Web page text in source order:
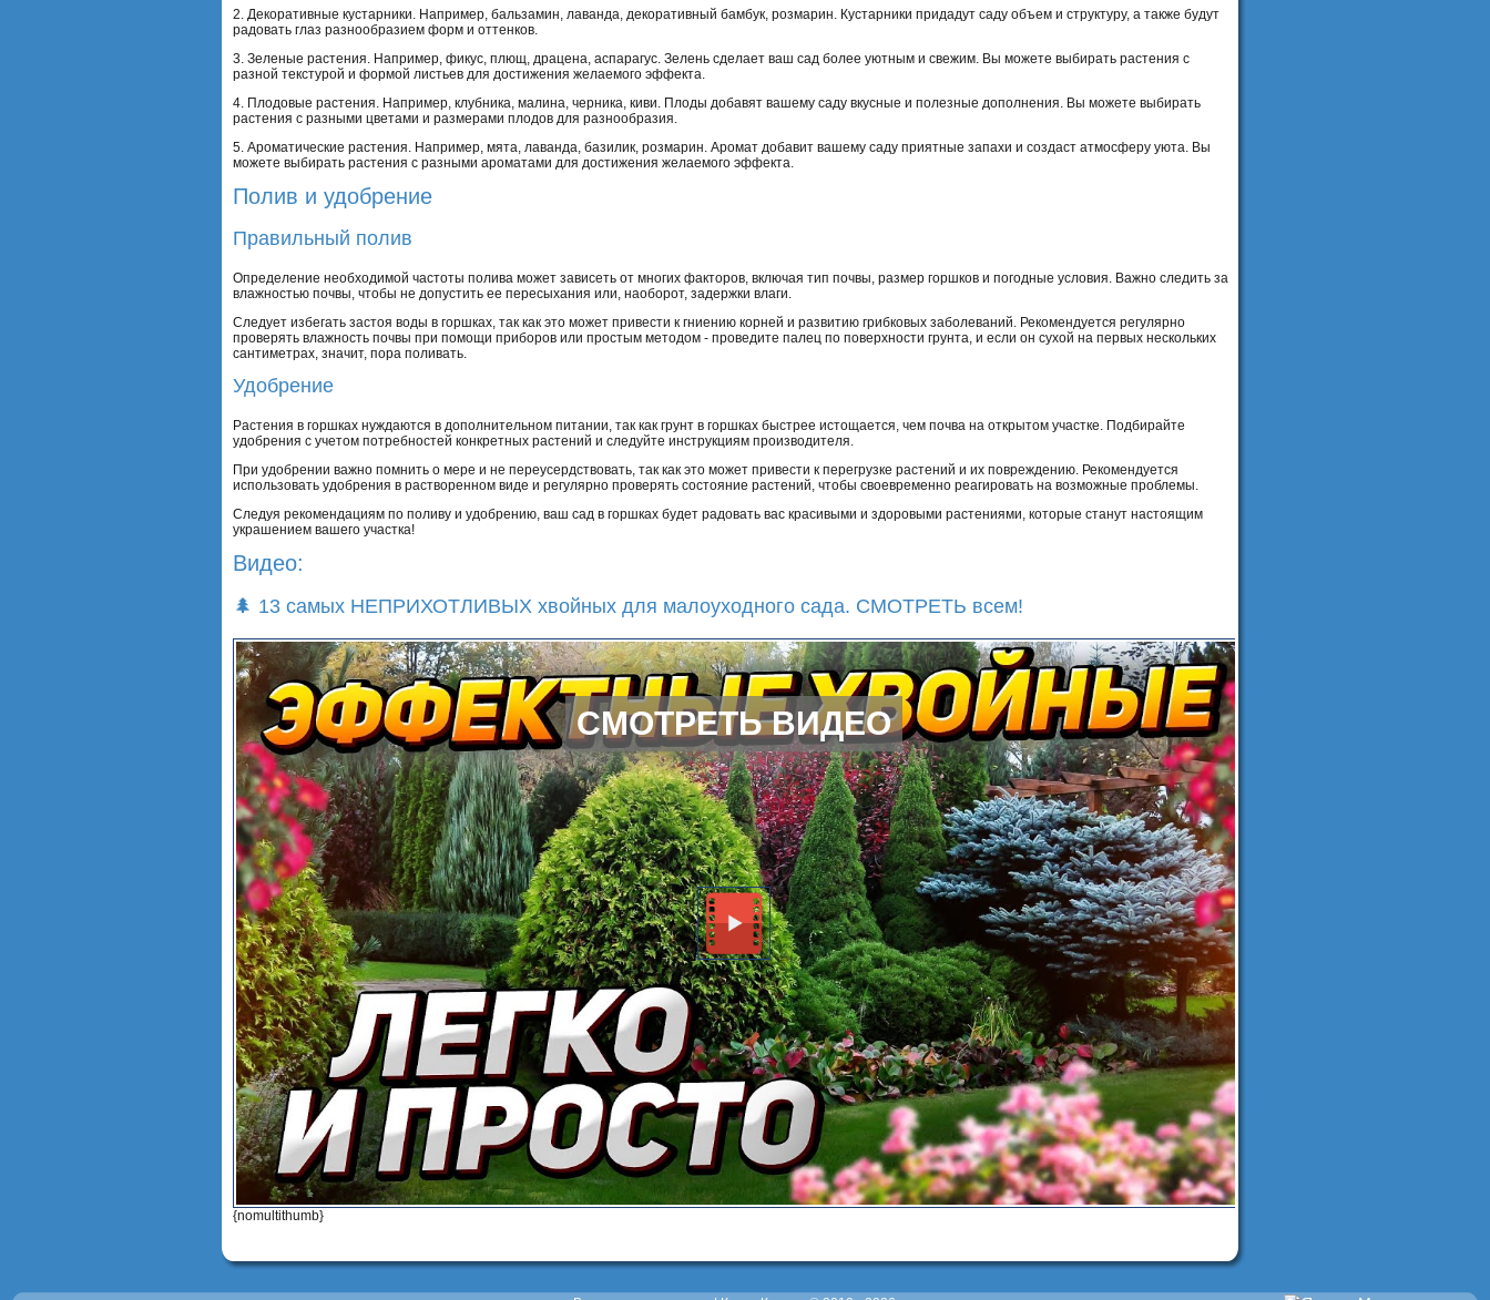
2. Декоративные кустарники. Например, бальзамин, лаванда, декоративный бамбук, розмарин. Кустарники придадут саду объем и структуру, а также будут
радовать глаз разнообразием форм и оттенков.
3. Зеленые растения. Например, фикус, плющ, драцена, аспарагус. Зелень сделает ваш сад более уютным и свежим. Вы можете выбирать растения с
разной текстурой и формой листьев для достижения желаемого эффекта.
4. Плодовые растения. Например, клубника, малина, черника, киви. Плоды добавят вашему саду вкусные и полезные дополнения. Вы можете выбирать
растения с разными цветами и размерами плодов для разнообразия.
5. Ароматические растения. Например, мята, лаванда, базилик, розмарин. Аромат добавит вашему саду приятные запахи и создаст атмосферу уюта. Вы
можете выбирать растения с разными ароматами для достижения желаемого эффекта.
Полив и удобрение
Правильный полив
Определение необходимой частоты полива может зависеть от многих факторов, включая тип почвы, размер горшков и погодные условия. Важно следить за
влажностью почвы, чтобы не допустить ее пересыхания или, наоборот, задержки влаги.
Следует избегать застоя воды в горшках, так как это может привести к гниению корней и развитию грибковых заболеваний. Рекомендуется регулярно
проверять влажность почвы при помощи приборов или простым методом - проведите палец по поверхности грунта, и если он сухой на первых нескольких
сантиметрах, значит, пора поливать.
Удобрение
Растения в горшках нуждаются в дополнительном питании, так как грунт в горшках быстрее истощается, чем почва на открытом участке. Подбирайте
удобрения с учетом потребностей конкретных растений и следуйте инструкциям производителя.
При удобрении важно помнить о мере и не переусердствовать, так как это может привести к перегрузке растений и их повреждению. Рекомендуется
использовать удобрения в растворенном виде и регулярно проверять состояние растений, чтобы своевременно реагировать на возможные проблемы.
Следуя рекомендациям по поливу и удобрению, ваш сад в горшках будет радовать вас красивыми и здоровыми растениями, которые станут настоящим
украшением вашего участка!
Видео:
🌲 13 самых НЕПРИХОТЛИВЫХ хвойных для малоуходного сада. СМОТРЕТЬ всем!
СМОТРЕТЬ ВИДЕО
{nomultithumb}